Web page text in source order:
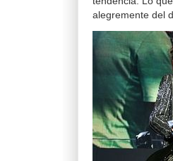
alegremente del